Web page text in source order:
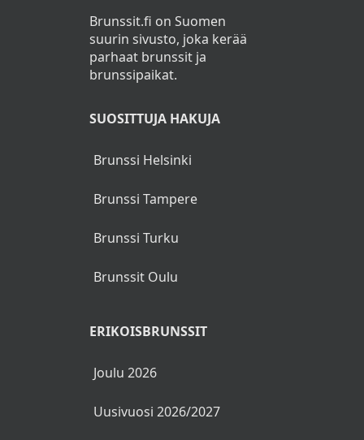
Brunssit.fi on Suomen
suurin sivusto, joka kerää
parhaat brunssit ja
brunssipaikat.
SUOSITTUJA HAKUJA
Brunssi Helsinki
Brunssi Tampere
Brunssi Turku
Brunssit Oulu
ERIKOISBRUNSSIT
Joulu 2026
Uusivuosi 2026/2027